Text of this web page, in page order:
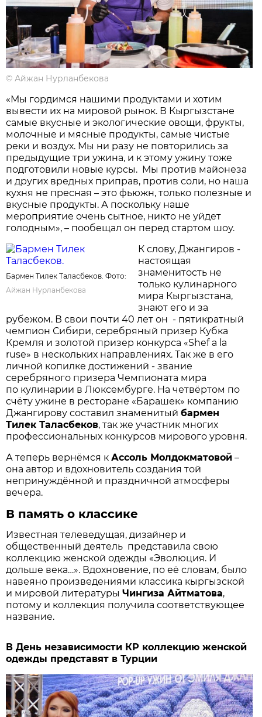
©Айжан Нурланбекова
«Мы гордимся нашими продуктами и хотим
вывести их на мировой рынок. В Кыргызстане
самые вкусные и экологические овощи, фрукты,
молочные и мясные продукты, самые чистые
реки и воздух. Мы ни разу не повторились за
предыдущие три ужина, и к этому ужину тоже
подготовили новые курсы. Мы против майонеза
и других вредных приправ, против соли, но наша
кухня не пресная – это фьюжн, только полезные и
вкусные продукты. А поскольку наше
мероприятие очень сытное, никто не уйдет
голодным», – пообещал он перед стартом шоу.
Бармен Тилек Таласбеков. Фото:
Айжан Нурланбекова
К слову, Джангиров -
настоящая
знаменитость не
только кулинарного
мира Кыргызстана,
знают его и за
рубежом. В свои почти 40 лет он - пятикратный
чемпион Сибири, серебряный призер Кубка
Кремля и золотой призер конкурса «Shef a la
ruse» в нескольких направлениях. Так же в его
личной копилке достижений - звание
серебряного призера Чемпионата мира
по кулинарии в Люксембурге. На четвёртом по
счёту ужине в ресторане «Барашек» компанию
Джангирову составил знаменитыйбармен
Тилек Таласбеков, так же участник многих
профессиональных конкурсов мирового уровня.
А теперь вернёмся кАссоль Молдокматовой –
она автор и вдохновитель создания той
непринуждённой и праздничной атмосферы
вечера.
В память о классике
Известная телеведущая, дизайнер и
общественный деятель представила свою
коллекцию женской одежды «Эволюция. И
дольше века…». Вдохновение, по её словам, было
навеяно произведениями классика кыргызской
и мировой литературыЧингиза Айтматова,
потому и коллекция получила соответствующее
название.
В День независимости КР коллекцию женской
одежды представят в Турции